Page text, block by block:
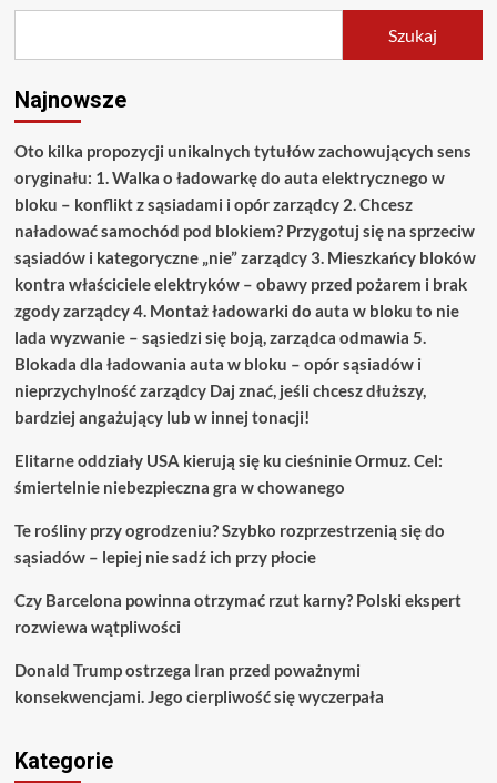
Szukaj
Najnowsze
Oto kilka propozycji unikalnych tytułów zachowujących sens
oryginału: 1. Walka o ładowarkę do auta elektrycznego w
bloku – konflikt z sąsiadami i opór zarządcy 2. Chcesz
naładować samochód pod blokiem? Przygotuj się na sprzeciw
sąsiadów i kategoryczne „nie” zarządcy 3. Mieszkańcy bloków
kontra właściciele elektryków – obawy przed pożarem i brak
zgody zarządcy 4. Montaż ładowarki do auta w bloku to nie
lada wyzwanie – sąsiedzi się boją, zarządca odmawia 5.
Blokada dla ładowania auta w bloku – opór sąsiadów i
nieprzychylność zarządcy Daj znać, jeśli chcesz dłuższy,
bardziej angażujący lub w innej tonacji!
Elitarne oddziały USA kierują się ku cieśninie Ormuz. Cel:
śmiertelnie niebezpieczna gra w chowanego
Te rośliny przy ogrodzeniu? Szybko rozprzestrzenią się do
sąsiadów – lepiej nie sadź ich przy płocie
Czy Barcelona powinna otrzymać rzut karny? Polski ekspert
rozwiewa wątpliwości
Donald Trump ostrzega Iran przed poważnymi
konsekwencjami. Jego cierpliwość się wyczerpała
Kategorie